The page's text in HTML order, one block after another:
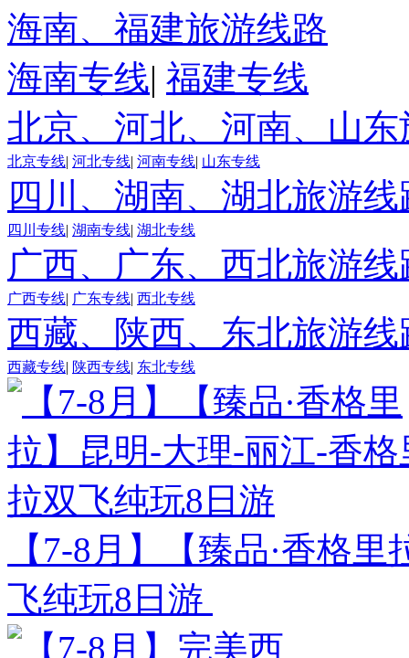
海南、福建旅游线路
海南专线| 福建专线
北京、河北、河南、山
北京专线| 河北专线| 河南专线| 山东专线
四川、湖南、湖北旅游线
四川专线| 湖南专线| 湖北专线
广西、广东、西北旅游线
广西专线| 广东专线| 西北专线
西藏、陕西、东北旅游线
西藏专线| 陕西专线| 东北专线
【7-8月】【臻品·香格
飞纯玩8日游